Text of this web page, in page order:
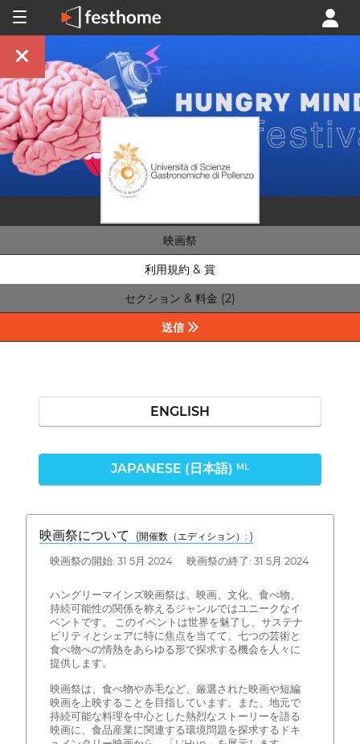
映画祭
利用規約 & 賞
セクション & 料金 (2)
送信
ENGLISH
JAPANESE (日本語) ML
映画祭について (開催数（エディション）: )
映画祭の開始: 31 5月 2024 映画祭の終了: 31 5月 2024
ハングリーマインズ映画祭は、映画、文化、食べ物、
持続可能性の関係を称えるジャンルではユニークなイ
ベントです。 このイベントは世界を魅了し、サステナ
ビリティとシェアに特に焦点を当てて、七つの芸術と
食べ物への情熱をあらゆる形で探求する機会を人々に
提供します。
映画祭は、食べ物や赤毛など、厳選された映画や短編
映画を上映することを目指しています。また、地元で
持続可能な料理を中心とした熱烈なストーリーを語る
映画に、食品産業に関連する環境問題を探求するドキ